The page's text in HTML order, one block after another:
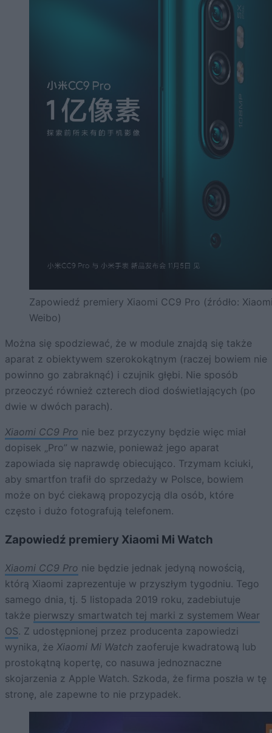
Zapowiedź premiery Xiaomi CC9 Pro (źródło:
Weibo)
Można się spodziewać, że w module znajdą się także
aparat z obiektywem szerokokątnym (raczej bowiem nie
powinno go zabraknąć) i czujnik głębi. Nie sposób
przeoczyć również czterech diod doświetlających (po
dwie w dwóch parach).
Xiaomi CC9 Pro nie bez przyczyny będzie więc miał
dopisek „Pro” w nazwie, ponieważ jego aparat
zapowiada się naprawdę obiecująco. Trzymam kciuki,
aby smartfon trafił do sprzedaży w Polsce, bowiem
może on być ciekawą propozycją dla osób, które
często i dużo fotografują telefonem.
Zapowiedź premiery Xiaomi Mi Watch
Xiaomi CC9 Pro nie będzie jednak jedyną nowością,
którą Xiaomi zaprezentuje w przyszłym tygodniu. Tego
samego dnia, tj. 5 listopada 2019 roku, zadebiutuje
także pierwszy smartwatch tej marki z systemem Wear
OS. Z udostępnionej przez producenta zapowiedzi
wynika, że Xiaomi Mi Watch zaoferuje kwadratową lub
prostokątną kopertę, co nasuwa jednoznaczne
skojarzenia z Apple Watch. Szkoda, że firma poszła w tę
stronę, ale zapewne to nie przypadek.